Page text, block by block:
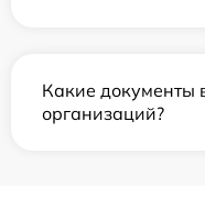
Какие документы
организаций?